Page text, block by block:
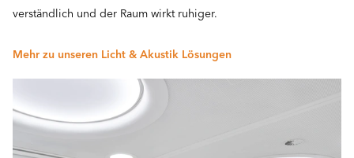
verständlich und der Raum wirkt ruhiger.
Mehr zu unseren Licht & Akustik Lösungen